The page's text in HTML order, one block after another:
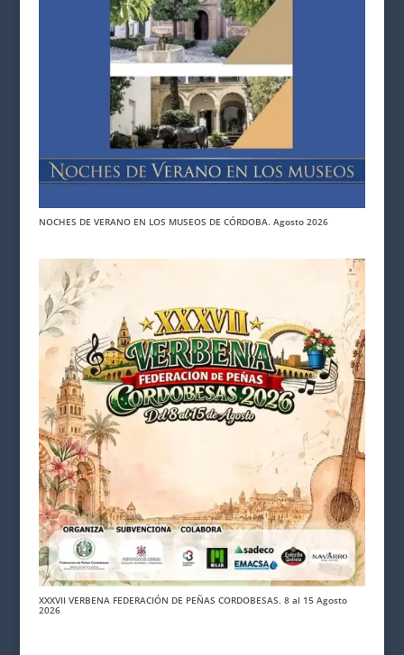
NOCHES DE VERANO EN LOS MUSEOS DE CÓRDOBA. Agosto 2026
XXXVII VERBENA FEDERACIÓN DE PEÑAS CORDOBESAS. 8 al 15 Agosto
2026